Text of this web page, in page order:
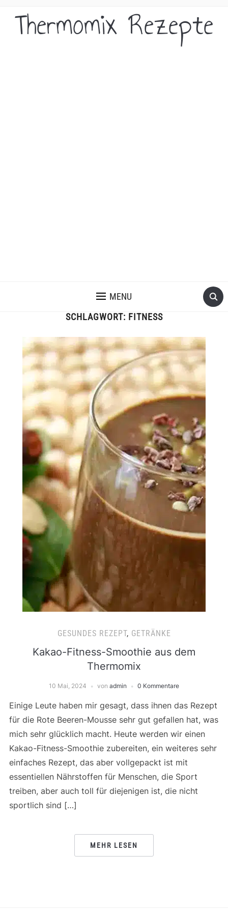
Thermomix Rezepte
MENU
SCHLAGWORT: FITNESS
GESUNDES REZEPT, GETRÄNKE
Kakao-Fitness-Smoothie aus dem
Thermomix
10 Mai, 2024 von admin 0 Kommentare
Einige Leute haben mir gesagt, dass ihnen das Rezept
für die Rote Beeren-Mousse sehr gut gefallen hat, was
mich sehr glücklich macht. Heute werden wir einen
Kakao-Fitness-Smoothie zubereiten, ein weiteres sehr
einfaches Rezept, das aber vollgepackt ist mit
essentiellen Nährstoffen für Menschen, die Sport
treiben, aber auch toll für diejenigen ist, die nicht
sportlich sind […]
MEHR LESEN